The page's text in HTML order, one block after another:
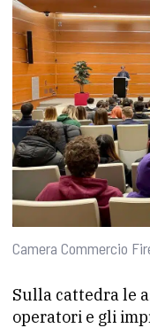
Camera Commercio
Sulla cattedra le
operatori e gli